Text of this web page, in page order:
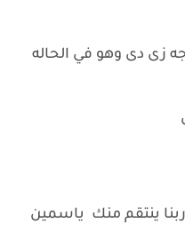
زى دى وهو في الحاله
ربنا ينتقم منك ياسمين